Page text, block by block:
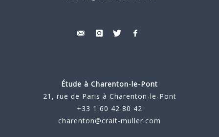
Étude à Charenton-le-Pont
21, rue de Paris à Charenton-le-Pont
+33 1 60 42 80 42
charenton@crait-muller.com